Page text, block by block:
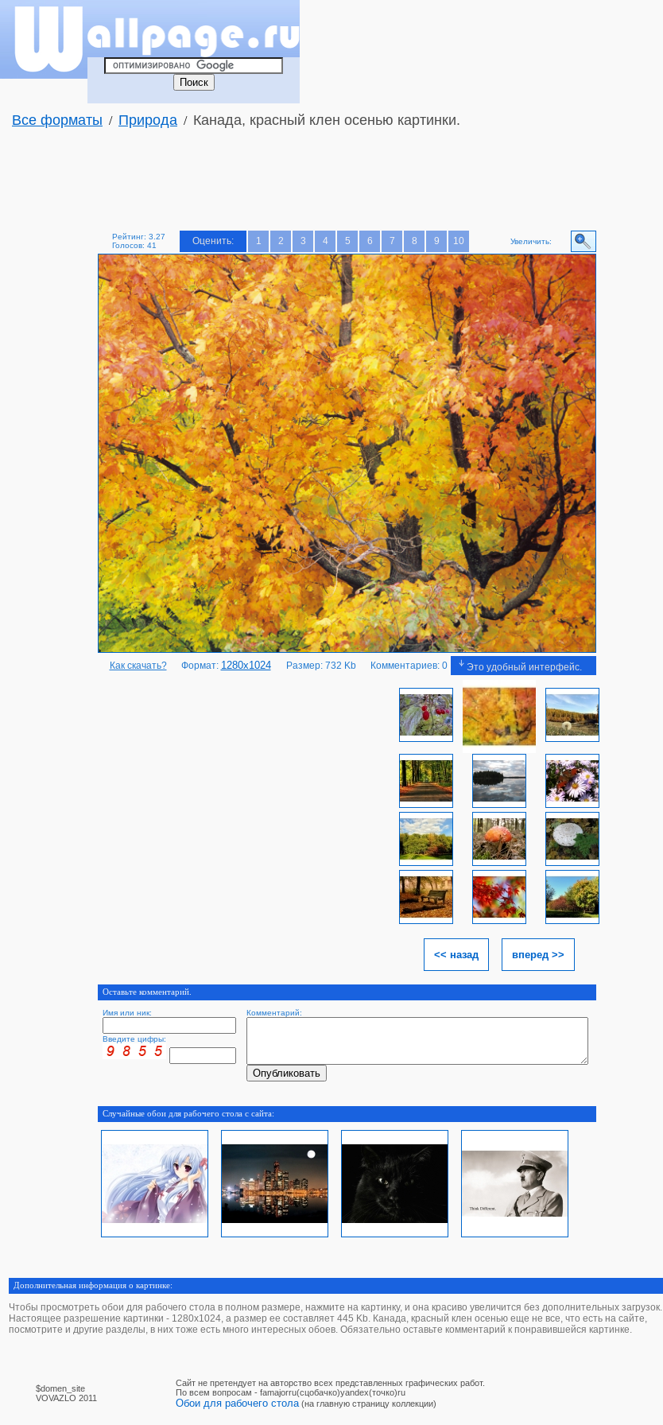
Все форматы / Природа / Канада, красный клен осенью картинки.
Рейтинг: 3.27
Голосов: 41
Оценить: 1 2 3 4 5 6 7 8 9 10 Увеличить:
Как скачать? Формат: 1280x1024 Размер: 732 Kb Комментариев: 0 Это удобный интерфейс.
<< назад вперед >>
Оставьте комментарий.
Имя или ник: Комментарий:
Введите цифры:
Случайные обои для рабочего стола с сайта:
Дополнительная информация о картинке:
Чтобы просмотреть обои для рабочего стола в полном размере, нажмите на картинку, и она красиво увеличится без дополнительных загрузок.
Настоящее разрешение картинки - 1280х1024, а размер ее составляет 445 Kb. Канада, красный клен осенью еще не все, что есть на сайте,
посмотрите и другие разделы, в них тоже есть много интересных обоев. Обязательно оставьте комментарий к понравившейся картинке.
$domen_site
VOVAZLO 2011
Сайт не претендует на авторство всех представленных графических работ.
По вcем вопросам - famajorru(сцобачко)yandex(точко)ru
Обои для рабочего стола (на главную страницу коллекции)